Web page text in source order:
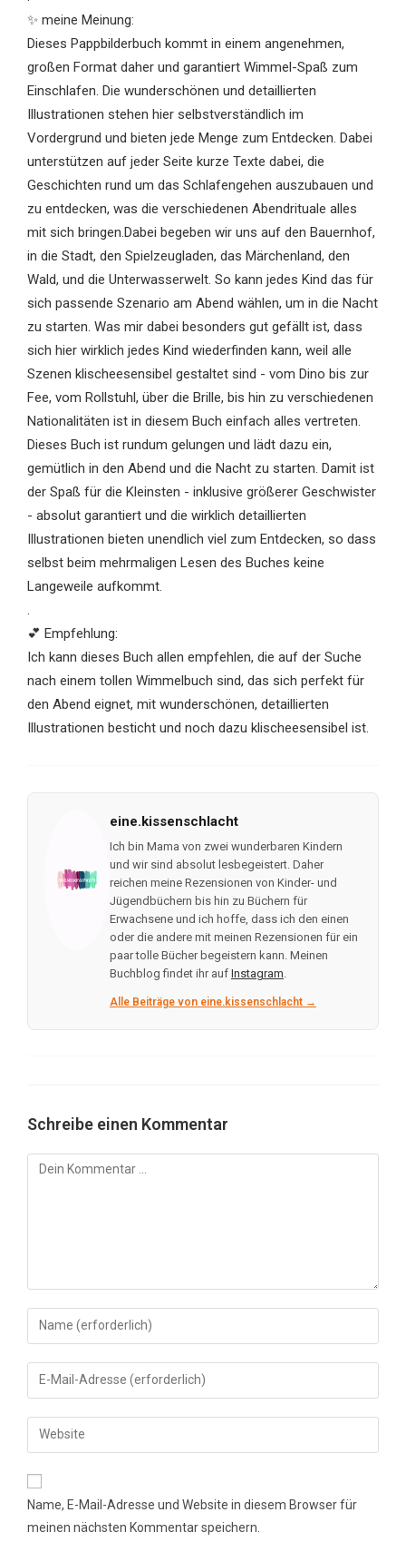
✨ meine Meinung:
Dieses Pappbilderbuch kommt in einem angenehmen,
großen Format daher und garantiert Wimmel-Spaß zum
Einschlafen. Die wunderschönen und detaillierten
Illustrationen stehen hier selbstverständlich im
Vordergrund und bieten jede Menge zum Entdecken. Dabei
unterstützen auf jeder Seite kurze Texte dabei, die
Geschichten rund um das Schlafengehen auszubauen und
zu entdecken, was die verschiedenen Abendrituale alles
mit sich bringen.Dabei begeben wir uns auf den Bauernhof,
in die Stadt, den Spielzeugladen, das Märchenland, den
Wald, und die Unterwasserwelt. So kann jedes Kind das für
sich passende Szenario am Abend wählen, um in die Nacht
zu starten. Was mir dabei besonders gut gefällt ist, dass
sich hier wirklich jedes Kind wiederfinden kann, weil alle
Szenen klischeesensibel gestaltet sind - vom Dino bis zur
Fee, vom Rollstuhl, über die Brille, bis hin zu verschiedenen
Nationalitäten ist in diesem Buch einfach alles vertreten.
Dieses Buch ist rundum gelungen und lädt dazu ein,
gemütlich in den Abend und die Nacht zu starten. Damit ist
der Spaß für die Kleinsten - inklusive größerer Geschwister
- absolut garantiert und die wirklich detaillierten
Illustrationen bieten unendlich viel zum Entdecken, so dass
selbst beim mehrmaligen Lesen des Buches keine
Langeweile aufkommt.
.
💕 Empfehlung:
Ich kann dieses Buch allen empfehlen, die auf der Suche
nach einem tollen Wimmelbuch sind, das sich perfekt für
den Abend eignet, mit wunderschönen, detaillierten
Illustrationen besticht und noch dazu klischeesensibel ist.
eine.kissenschlacht
Ich bin Mama von zwei wunderbaren Kindern
und wir sind absolut lesbegeistert. Daher
reichen meine Rezensionen von Kinder- und
Jügendbüchern bis hin zu Büchern für
Erwachsene und ich hoffe, dass ich den einen
oder die andere mit meinen Rezensionen für ein
paar tolle Bücher begeistern kann. Meinen
Buchblog findet ihr auf Instagram
Alle Beiträge von eine.kissenschlacht →
Schreibe einen Kommentar
Kommentar
Gib
deinen
Namen
oder
zum
Kommentieren
ein
Gib
deine
E-
Mail-
zum
Kommentieren
ein
Gib
deine
Website-
Name, E-Mail-Adresse und Website in diesem Browser für
meinen nächsten Kommentar speichern.